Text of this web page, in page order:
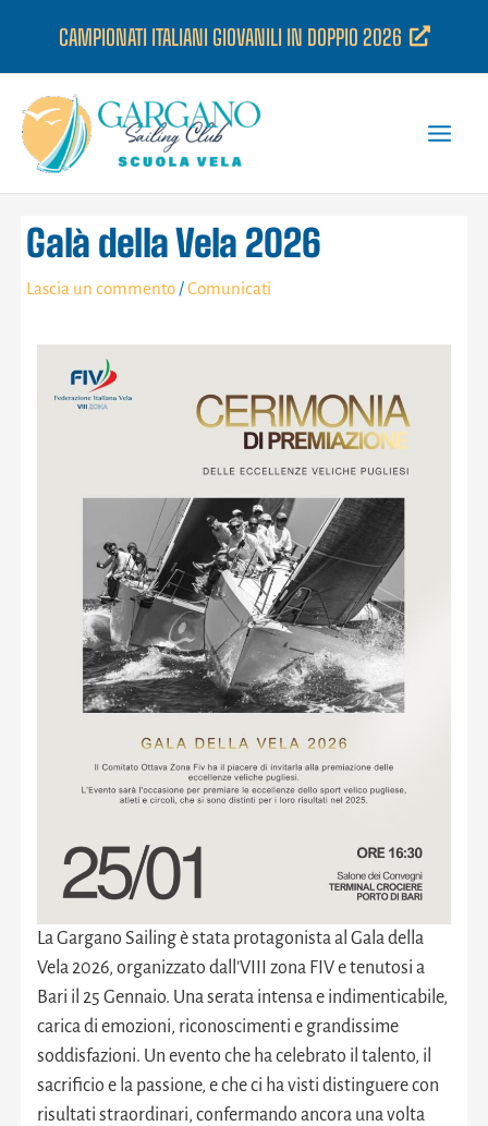
CAMPIONATI ITALIANI GIOVANILI IN DOPPIO 2026
Galà della Vela 2026
Lascia un commento /Comunicati
La Gargano Sailing è stata protagonista al Gala della
Vela 2026, organizzato dall’VIII zona FIV e tenutosi a
Bari il 25 Gennaio. Una serata intensa e indimenticabile,
carica di emozioni, riconoscimenti e grandissime
soddisfazioni. Un evento che ha celebrato il talento, il
sacrificio e la passione, e che ci ha visti distinguere con
risultati straordinari, confermando ancora una volta